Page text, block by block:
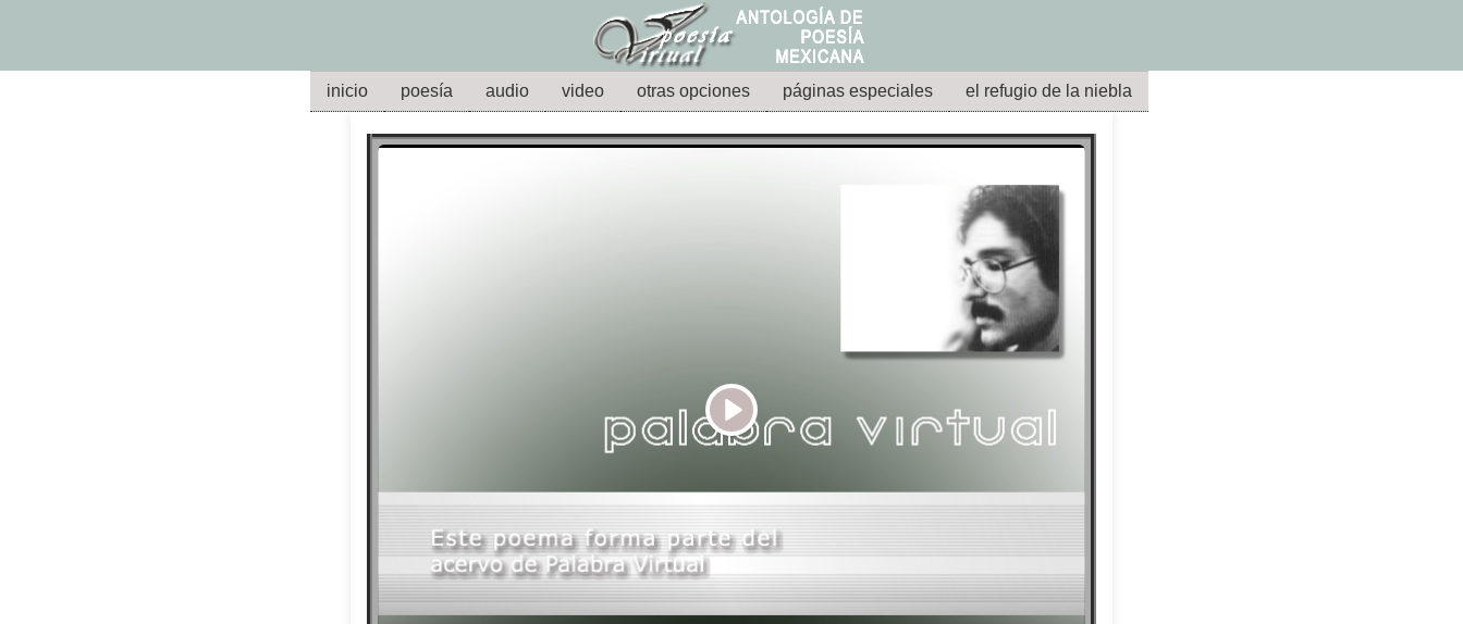
inicio poesía audio video otras opciones páginas especiales el refugio de la niebla
Play